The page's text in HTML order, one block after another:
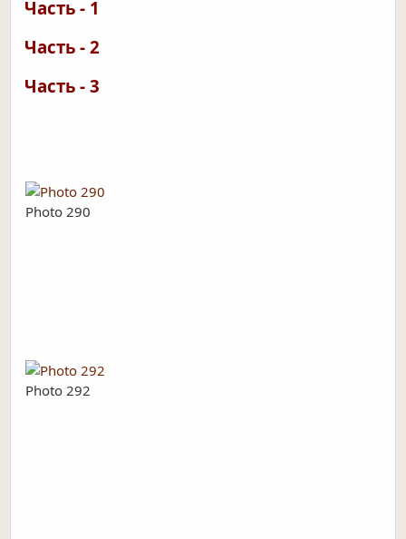
Часть - 1
Часть - 2
Часть - 3
Photo 290
Photo 292